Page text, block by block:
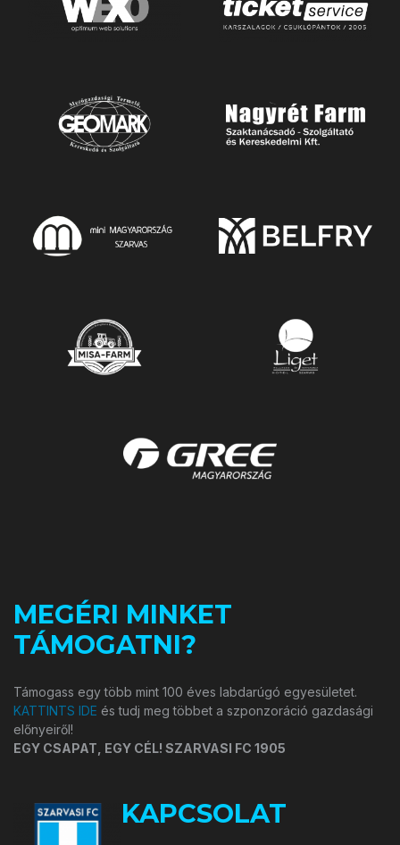
MEGÉRI MINKET
TÁMOGATNI?
Támogass egy több mint 100 éves labdarúgó egyesületet.
KATTINTS IDE és tudj meg többet a szponzoráció gazdasági
előnyeiről!
EGY CSAPAT, EGY CÉL! SZARVASI FC 1905
KAPCSOLAT